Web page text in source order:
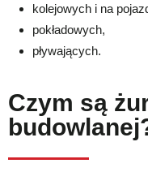
kolejowych i na
pokładowych,
pływających.
Czym są